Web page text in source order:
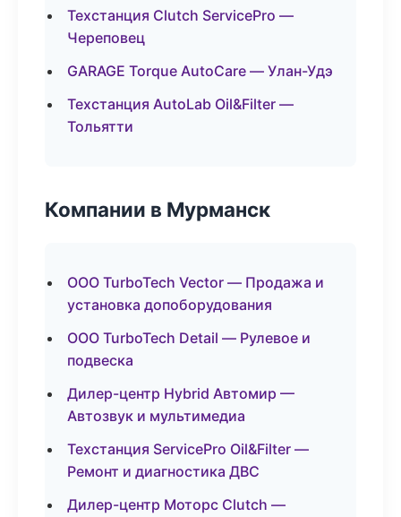
Техстанция Clutch ServicePro —
Череповец
GARAGE Torque AutoCare — Улан-Удэ
Техстанция AutoLab Oil&Filter —
Тольятти
Компании в Мурманск
ООО TurboTech Vector — Продажа и
установка допоборудования
ООО TurboTech Detail — Рулевое и
подвеска
Дилер-центр Hybrid Автомир —
Автозвук и мультимедиа
Техстанция ServicePro Oil&Filter —
Ремонт и диагностика ДВС
Дилер-центр Моторс Clutch —